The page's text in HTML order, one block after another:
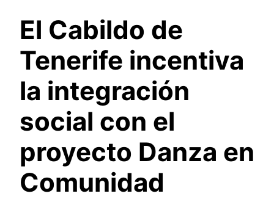
El Cabildo de
Tenerife incentiva
la integración
social con el
proyecto Danza en
Comunidad